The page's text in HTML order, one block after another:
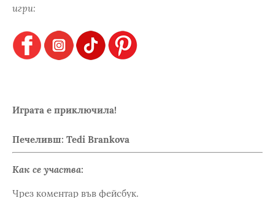
игри:
Играта е приключила!
Печеливш: Tedi Brankova
Как се участва:
Чрез коментар във фейсбук.